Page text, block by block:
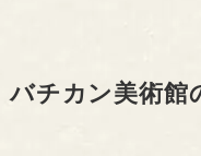
バチカン美術館